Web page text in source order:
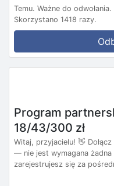
Temu. Ważne do odwołania.
Skorzystano 1418 razy.
Program
18/43/300 zł
Witaj, przyjacielu! 👋
— nie jest wymagana żadna
zarejestrujesz się za